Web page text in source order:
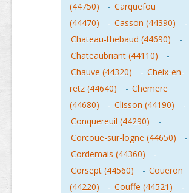
(44750)
- Carquefou
(44470)
- Casson (44390)
-
Chateau-thebaud (44690)
-
Chateaubriant (44110)
-
Chauve (44320)
- Cheix-en-
retz (44640)
- Chemere
(44680)
- Clisson (44190)
-
Conquereuil (44290)
-
Corcoue-sur-logne (44650)
-
Cordemais (44360)
-
Corsept (44560)
- Coueron
(44220)
- Couffe (44521)
-